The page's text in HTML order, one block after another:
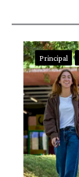
Principal